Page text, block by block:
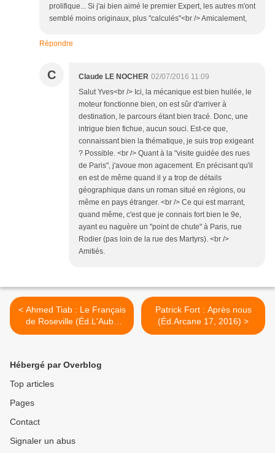
prolifique... Si j'ai bien aimé le premier Expert, les autres m'ont
semblé moins originaux, plus "calculés"<br /> Amicalement,
Répondre
C Claude LE NOCHER 02/07/2016 11:09
Salut Yves<br /> Ici, la mécanique est bien huilée, le
moteur fonctionne bien, on est sûr d'arriver à
destination, le parcours étant bien tracé. Donc, une
intrigue bien fichue, aucun souci. Est-ce que,
connaissant bien la thématique, je suis trop exigeant
? Possible. <br /> Quant à la "visite guidée des rues
de Paris", j'avoue mon agacement. En précisant qu'il
en est de même quand il y a trop de détails
géographique dans un roman situé en régions, ou
même en pays étranger. <br /> Ce qui est marrant,
quand même, c'est que je connais fort bien le 9e,
ayant eu naguère un "point de chute" à Paris, rue
Rodier (pas loin de la rue des Martyrs). <br />
Amitiés.
< Ahmed Tiab : Le Français
de Roseville (Éd.L'Aube
noire, 2016)
Patrick Fort : Après nous
(Éd.Arcane 17, 2016) >
Hébergé par Overblog
Top articles
Pages
Contact
Signaler un abus